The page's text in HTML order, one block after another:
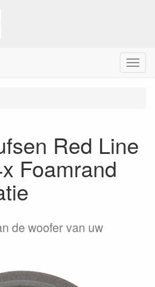
Menu
Red Line
Foamrand
de woofer van uw